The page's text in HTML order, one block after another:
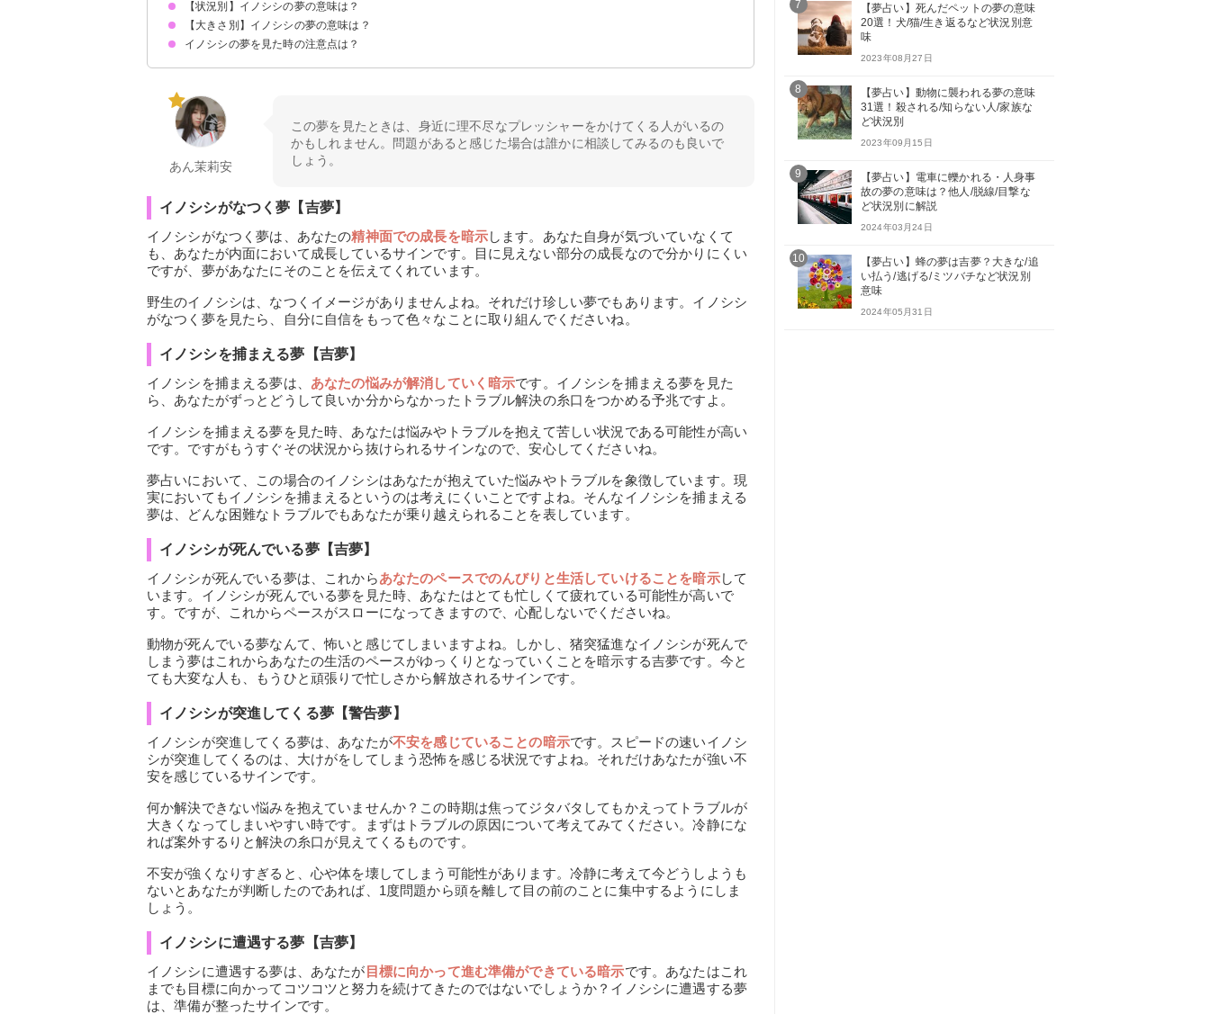
エネルギーとやる気に満ちた状態を暗示
状況/大きさで意味が決まる
【状況別】イノシシの夢の意味は？
イノシシに追いかけられる夢【警告夢】
イノシシがなつく夢【吉夢】
イノシシを捕まえる夢【吉夢】
イノシシが死んでいる夢【吉夢】
イノシシが突進してくる夢【警告夢】
イノシシに遭遇する夢【吉夢】
イノシシが家に入ってくる夢【吉夢】
イノシシと戦う夢【凶夢】
イノシシを食べる夢【吉夢】
イノシシをなでる夢【吉夢】
イノシシに噛まれる夢【警告夢】
イノシシを飼う夢【吉夢】
イノシシを助ける夢【吉夢】
【大きさ別】イノシシの夢の意味は？
大きいイノシシの夢【吉夢・凶夢】
うり坊の夢【吉夢・警告夢】
小さいイノシシの夢【凶夢】
イノシシの夢を見た時の注意点は？
あん茉莉安
この夢を見たときは、身近に理不尽なプレッシャーをかけてくる人がいるの
かもしれません。問題があると感じた場合は誰かに相談してみるのも良いで
しょう。
イノシシがなつく夢【吉夢】
イノシシがなつく夢は、あなたの精神面での成長を暗示します。あなた自身が気づいていなくて
も、あなたが内面において成長しているサインです。目に見えない部分の成長なので分かりにくい
ですが、夢があなたにそのことを伝えてくれています。
野生のイノシシは、なつくイメージがありませんよね。それだけ珍しい夢でもあります。イノシシ
がなつく夢を見たら、自分に自信をもって色々なことに取り組んでくださいね。
イノシシを捕まえる夢【吉夢】
イノシシを捕まえる夢は、 あなたの悩みが解消していく暗示です。イノシシを捕まえる夢を見た
ら、あなたがずっとどうして良いか分からなかったトラブル解決の糸口をつかめる予兆ですよ。
イノシシを捕まえる夢を見た時、あなたは悩みやトラブルを抱えて苦しい状況である可能性が高い
です。ですがもうすぐその状況から抜けられるサインなので、安心してくださいね。
夢占いにおいて、この場合のイノシシはあなたが抱えていた悩みやトラブルを象徴しています。現
実においてもイノシシを捕まえるというのは考えにくいことですよね。そんなイノシシを捕まえる
夢は、どんな困難なトラブルでもあなたが乗り越えられることを表しています。
イノシシが死んでいる夢【吉夢】
イノシシが死んでいる夢は、これからあなたのペースでのんびりと生活していけることを暗示して
います。イノシシが死んでいる夢を見た時、あなたはとても忙しくて疲れている可能性が高いで
す。ですが、これからペースがスローになってきますので、心配しないでくださいね。
動物が死んでいる夢なんて、怖いと感じてしまいますよね。しかし、猪突猛進なイノシシが死んで
しまう夢はこれからあなたの生活のペースがゆっくりとなっていくことを暗示する吉夢です。今と
ても大変な人も、もうひと頑張りで忙しさから解放されるサインです。
イノシシが突進してくる夢【警告夢】
イノシシが突進してくる夢は、あなたが不安を感じていることの暗示です。スピードの速いイノシ
シが突進してくるのは、大けがをしてしまう恐怖を感じる状況ですよね。それだけあなたが強い不
安を感じているサインです。
何か解決できない悩みを抱えていませんか？この時期は焦ってジタバタしてもかえってトラブルが
大きくなってしまいやすい時です。まずはトラブルの原因について考えてみてください。冷静にな
れば案外するりと解決の糸口が見えてくるものです。
不安が強くなりすぎると、心や体を壊してしまう可能性があります。冷静に考えて今どうしようも
ないとあなたが判断したのであれば、1度問題から頭を離して目の前のことに集中するようにしま
しょう。
イノシシに遭遇する夢【吉夢】
イノシシに遭遇する夢は、あなたが 目標に向かって進む準備ができている暗示です。あなたはこれ
までも目標に向かってコツコツと努力を続けてきたのではないでしょうか？イノシシに遭遇する夢
は、準備が整ったサインです。
7
【夢占い】死んだペットの夢の意味
20選！犬/猫/生き返るなど状況別意
味
2023年08月27日
8
【夢占い】動物に襲われる夢の意味
31選！殺される/知らない人/家族な
ど状況別
2023年09月15日
9
【夢占い】電車に轢かれる・人身事
故の夢の意味は？他人/脱線/目撃な
ど状況別に解説
2024年03月24日
10
【夢占い】蜂の夢は吉夢？大きな/追
い払う/逃げる/ミツバチなど状況別
意味
2024年05月31日